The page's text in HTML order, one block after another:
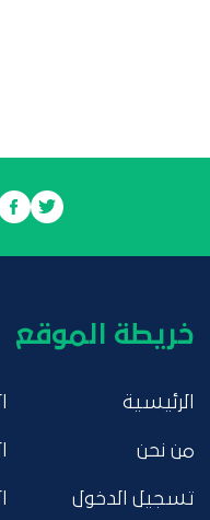
خريطة الموقع
الرئيسية
من نحن
تسجيل الدخول